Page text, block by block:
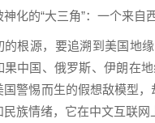
神化的“大三角”：一个来自
的根源，要追溯到美国地
果中国、俄罗斯、伊朗在
国警惕而生的假想敌模型
民族情绪，它在中文互联网